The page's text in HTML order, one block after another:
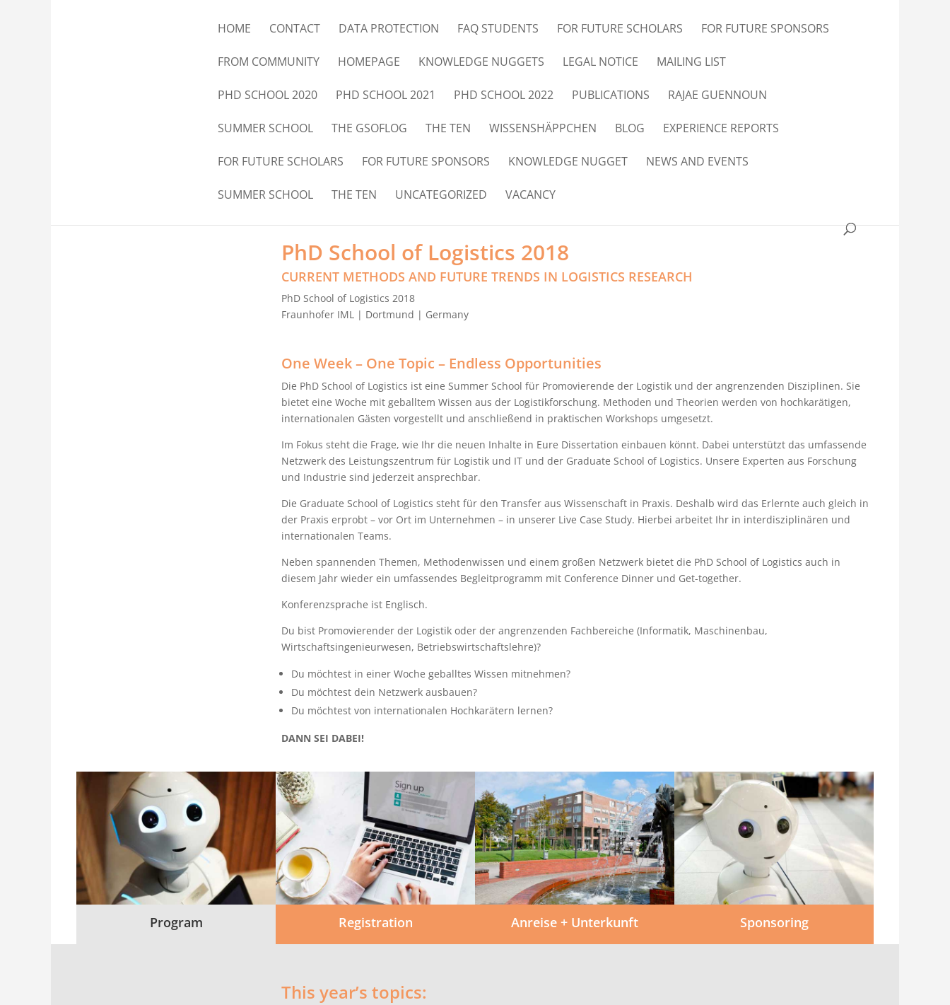
HOME CONTACT DATA PROTECTION FAQ STUDENTS FOR FUTURE SCHOLARS FOR FUTURE SPONSORS
FROM COMMUNITY HOMEPAGE KNOWLEDGE NUGGETS LEGAL NOTICE MAILING LIST
PHD SCHOOL 2020 PHD SCHOOL 2021 PHD SCHOOL 2022 PUBLICATIONS RAJAE GUENNOUN
SUMMER SCHOOL THE GSOFLOG THE TEN WISSENSHÄPPCHEN BLOG EXPERIENCE REPORTS
FOR FUTURE SCHOLARS FOR FUTURE SPONSORS KNOWLEDGE NUGGET NEWS AND EVENTS
SUMMER SCHOOL THE TEN UNCATEGORIZED VACANCY
PhD School of Logistics 2018
CURRENT METHODS AND FUTURE TRENDS IN LOGISTICS RESEARCH
PhD School of Logistics 2018
Fraunhofer IML | Dortmund | Germany
One Week – One Topic – Endless Opportunities
Die PhD School of Logistics ist eine Summer School für Promovierende der Logistik und der angrenzenden Disziplinen. Sie
bietet eine Woche mit geballtem Wissen aus der Logistikforschung. Methoden und Theorien werden von hochkarätigen,
internationalen Gästen vorgestellt und anschließend in praktischen Workshops umgesetzt.
Im Fokus steht die Frage, wie Ihr die neuen Inhalte in Eure Dissertation einbauen könnt. Dabei unterstützt das umfassende
Netzwerk des Leistungszentrum für Logistik und IT und der Graduate School of Logistics. Unsere Experten aus Forschung
und Industrie sind jederzeit ansprechbar.
Die Graduate School of Logistics steht für den Transfer aus Wissenschaft in Praxis. Deshalb wird das Erlernte auch gleich in
der Praxis erprobt – vor Ort im Unternehmen – in unserer Live Case Study. Hierbei arbeitet Ihr in interdisziplinären und
internationalen Teams.
Neben spannenden Themen, Methodenwissen und einem großen Netzwerk bietet die PhD School of Logistics auch in
diesem Jahr wieder ein umfassendes Begleitprogramm mit Conference Dinner und Get-together.
Konferenzsprache ist Englisch.
Du bist Promovierender der Logistik oder der angrenzenden Fachbereiche (Informatik, Maschinenbau,
Wirtschaftsingenieurwesen, Betriebswirtschaftslehre)?
Du möchtest in einer Woche geballtes Wissen mitnehmen?
Du möchtest dein Netzwerk ausbauen?
Du möchtest von internationalen Hochkarätern lernen?
DANN SEI DABEI!
Program Registration Anreise + Unterkunft Sponsoring
This year’s topics: